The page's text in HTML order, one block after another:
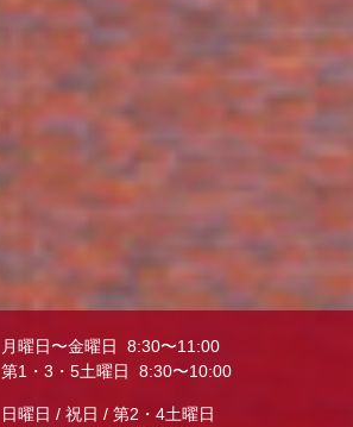
月曜日〜金曜日 8:30〜11:00
第1・3・5土曜日 8:30〜10:00
日曜日 / 祝日 / 第2・4土曜日